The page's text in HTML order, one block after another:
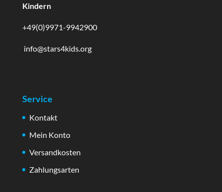
Kindern
+49(0)9971-9942900
info@stars4kids.org
Service
Kontakt
Mein Konto
Versandkosten
Zahlungsarten